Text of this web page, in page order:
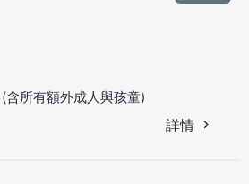
含所有額外成人與孩童)
詳情